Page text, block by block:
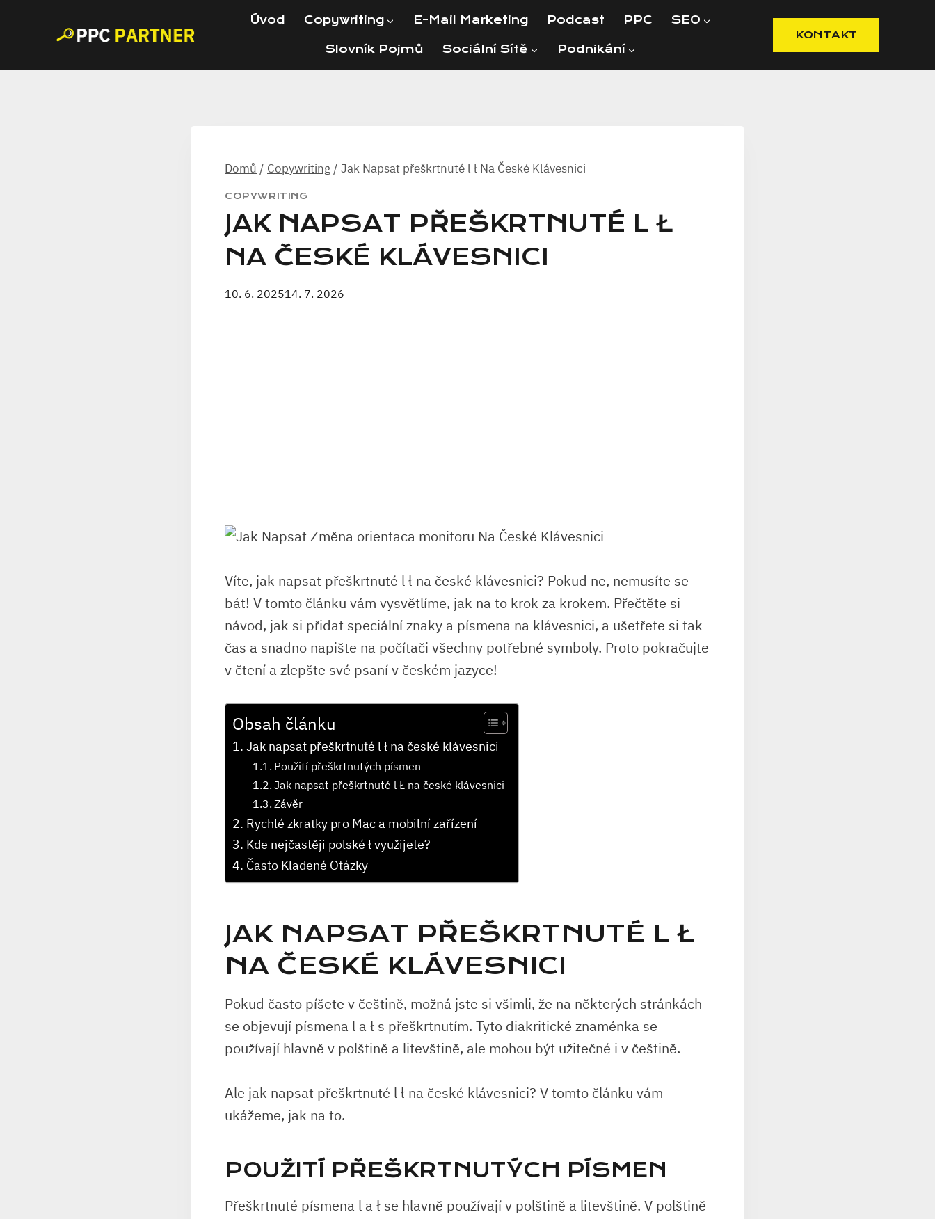
Úvod Copywriting E-Mail Marketing Podcast PPC SEO
Slovník Pojmů Sociální Sítě Podnikání
KONTAKT
Domů / Copywriting / Jak Napsat přeškrtnuté l ł Na České Klávesnici
COPYWRITING
JAK NAPSAT PŘEŠKRTNUTÉ L Ł
NA ČESKÉ KLÁVESNICI
10. 6. 202514. 7. 2026
Víte, jak napsat přeškrtnuté l ł na české klávesnici? Pokud ne, nemusíte se
bát! V tomto článku vám vysvětlíme, jak na to krok za krokem. Přečtěte si
návod, jak si přidat speciální znaky a písmena na klávesnici, a ušetřete si tak
čas a snadno napište na počítači všechny potřebné symboly. Proto pokračujte
v čtení a zlepšte své psaní v českém jazyce!
Obsah článku
Jak napsat přeškrtnuté l ł na české klávesnici
Použití přeškrtnutých písmen
Jak napsat přeškrtnuté l Ł na české klávesnici
Závěr
Rychlé zkratky pro Mac a mobilní zařízení
Kde nejčastěji polské ł využijete?
Často Kladené Otázky
JAK NAPSAT PŘEŠKRTNUTÉ L Ł
NA ČESKÉ KLÁVESNICI
Pokud často píšete v češtině, možná jste si všimli, že na některých stránkách
se objevují písmena l a ł s přeškrtnutím. Tyto diakritické znaménka se
používají hlavně v polštině a litevštině, ale mohou být užitečné i v češtině.
Ale jak napsat přeškrtnuté l ł na české klávesnici? V tomto článku vám
ukážeme, jak na to.
POUŽITÍ PŘEŠKRTNUTÝCH PÍSMEN
Přeškrtnuté písmena l a ł se hlavně používají v polštině a litevštině. V polštině